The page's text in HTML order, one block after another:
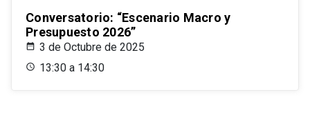
Conversatorio: “Escenario Macro y
Presupuesto 2026”
3 de Octubre de 2025
13:30 a 14:30